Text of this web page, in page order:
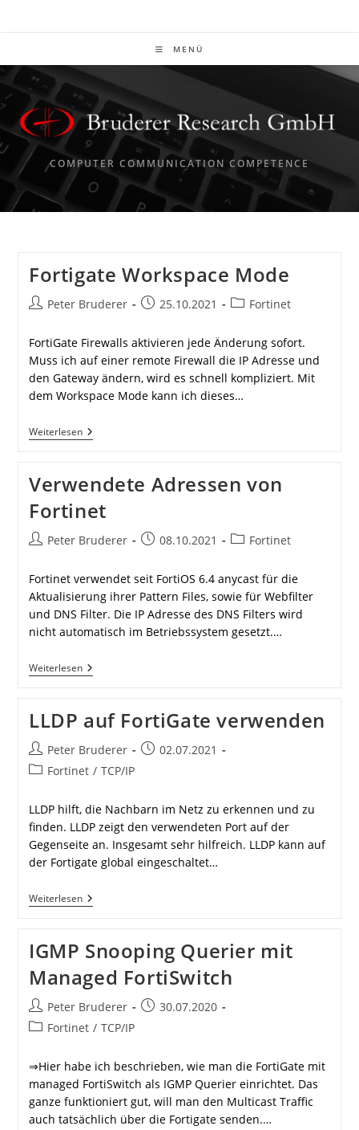
MENÜ
COMPUTER COMMUNICATION COMPETENCE
Fortigate Workspace Mode
Beitrags-
Peter Bruderer
Beitrag25.10.2021
Beitrags-
Fortinet
FortiGate Firewalls aktivieren jede Änderung sofort.
Muss ich auf einer remote Firewall die IP Adresse und
den Gateway ändern, wird es schnell kompliziert. Mit
dem Workspace Mode kann ich dieses…
WeiterlesenFortigate
Workspace
Verwendete Adressen von
Fortinet
Beitrags-
Peter Bruderer
Beitrag08.10.2021
Beitrags-
Fortinet
Fortinet verwendet seit FortiOS 6.4 anycast für die
Aktualisierung ihrer Pattern Files, sowie für Webfilter
und DNS Filter. Die IP Adresse des DNS Filters wird
nicht automatisch im Betriebssystem gesetzt.…
WeiterlesenVerwendete
Adressen
LLDP auf FortiGate verwenden
Beitrags-
Autor:
Peter Bruderer
Beitrag02.07.2021
Beitrags-
Fortinet / TCP/IP
LLDP hilft, die Nachbarn im Netz zu erkennen und zu
finden. LLDP zeigt den verwendeten Port auf der
Gegenseite an. Insgesamt sehr hilfreich. LLDP kann auf
der Fortigate global eingeschaltet…
WeiterlesenLLDP
Auf
IGMP Snooping Querier mit
Managed FortiSwitch
Beitrags-
Autor:
Peter Bruderer
Beitrag30.07.2020
Beitrags-
Fortinet / TCP/IP
⇒Hier habe ich beschrieben, wie man die FortiGate mit
managed FortiSwitch als IGMP Querier einrichtet. Das
ganze funktioniert gut, will man den Multicast Traffic
auch tatsächlich über die Fortigate senden.…